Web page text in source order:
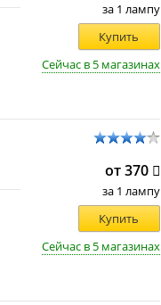
за 1 лампу
Купить
Сейчас в 5 магазинах
от 370
за 1 лампу
Купить
Сейчас в 5 магазинах